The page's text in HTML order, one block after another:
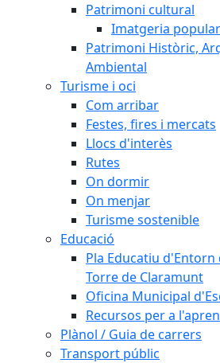
Patrimoni cultural
Imatgeria
Patrimoni Històric,
Ambiental
Turisme i oci
Com arribar
Festes, fires i mercats
Llocs d'interès
Rutes
On dormir
On menjar
Turisme sostenible
Educació
Pla Educatiu d'Entorn
Torre de Claramunt
Oficina Municipal
Recursos per a
Plànol / Guia de carrers
Transport públic